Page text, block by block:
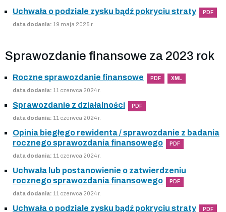
Uchwała o podziale zysku bądź pokryciu straty PDF
data dodania: 19 maja 2025 r.
Sprawozdanie finansowe za 2023 rok
Roczne sprawozdanie finansowe PDF XML
data dodania: 11 czerwca 2024 r.
Sprawozdanie z działalności PDF
data dodania: 11 czerwca 2024 r.
Opinia biegłego rewidenta / sprawozdanie z badania
rocznego sprawozdania finansowego
PDF
data dodania: 11 czerwca 2024 r.
Uchwała lub postanowienie o zatwierdzeniu
rocznego sprawozdania finansowego
PDF
data dodania: 11 czerwca 2024 r.
Uchwała o podziale zysku bądź pokryciu straty PDF